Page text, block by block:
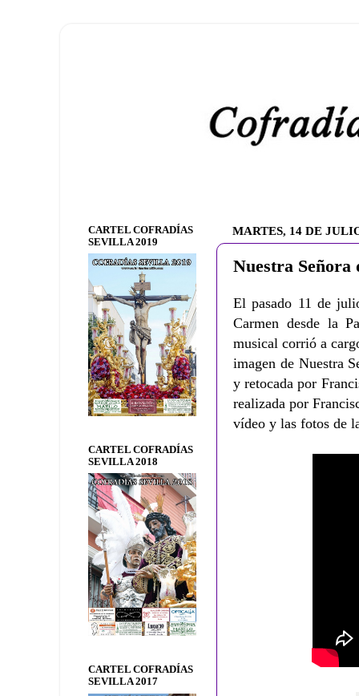
MARTES, 14 DE
Nuestra Señora
El pasado 11 de
Carmen desde la
musical corrió a
imagen de Nuestra
y retocada por
realizada por
vídeo y las fotos de
CARTEL COFRADÍAS
SEVILLA 2019
CARTEL COFRADÍAS
SEVILLA 2018
CARTEL COFRADÍAS
SEVILLA 2017